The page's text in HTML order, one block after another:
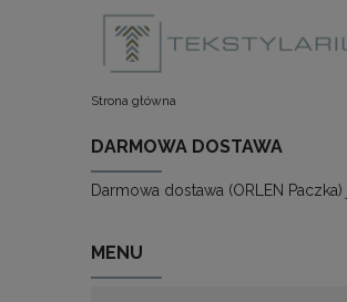
Strona główna
DARMOWA DOSTAWA
Darmowa dostawa (ORLEN
MENU